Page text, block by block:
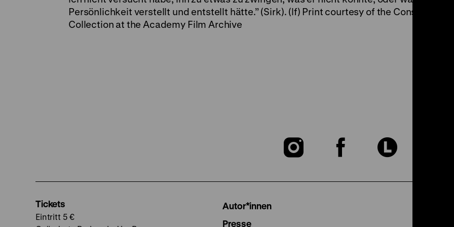
Persönlichkeit verstellt und entstellt hätte.” (Sirk). (lf) Print courtesy of the
Collection at the Academy Film Archive
Zu
Zu
Zu
Tickets
Eintritt 5 €
Autor*innen
Presse